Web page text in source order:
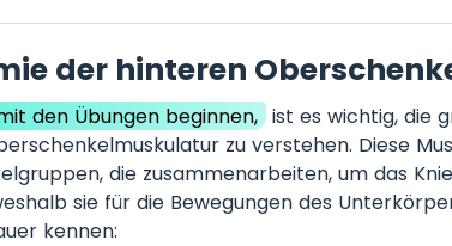
der hinteren
den Übungen beginnen, ist es wichtig, die
zu verstehen. Diese
die zusammenarbeiten, um das
sie für die Bewegungen des
kennen: